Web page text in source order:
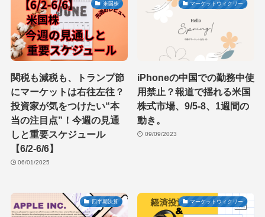
米国株
関税も減税も、トランプ節
にマーケットは右往左往？
投資家が気をつけたい“本
当の注目点”！今週の見通
しと重要スケジュール
【6/2-6/6】
06/01/2025
マーケットウィクリー
iPhoneの中国での勤務中使
用禁止？報道で揺れる米国
株式市場、9/5-8、1週間の
動き。
09/09/2023
四半期決算 マーケットウィクリー